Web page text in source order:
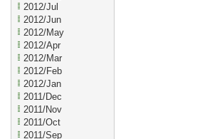
2012/Jul
2012/Jun
2012/May
2012/Apr
2012/Mar
2012/Feb
2012/Jan
2011/Dec
2011/Nov
2011/Oct
2011/Sep